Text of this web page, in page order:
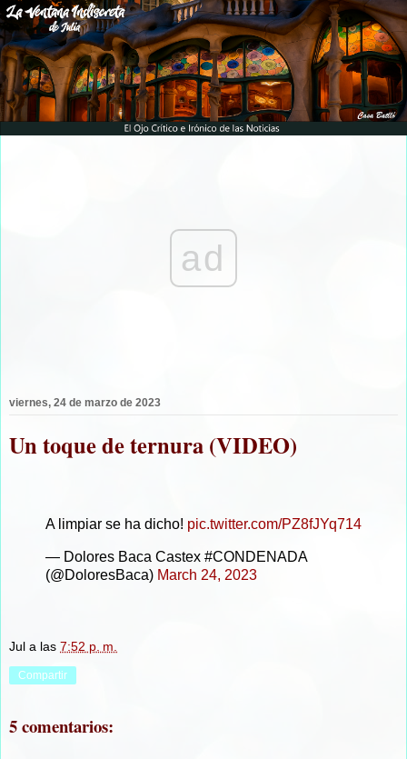
ad
viernes, 24 de marzo de 2023
Un toque de ternura (VIDEO)
A limpiar se ha dicho! pic.twitter.com/PZ8fJYq714
— Dolores Baca Castex #CONDENADA
(@DoloresBaca) March 24, 2023
Jul a las 7:52 p. m.
Compartir
5 comentarios: